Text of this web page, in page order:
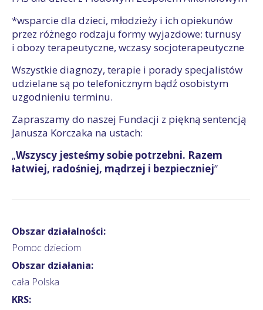
*wsparcie dla dzieci, młodzieży i ich opiekunów
przez różnego rodzaju formy wyjazdowe: turnusy
i obozy terapeutyczne, wczasy socjoterapeutyczne
Wszystkie diagnozy, terapie i porady specjalistów
udzielane są po telefonicznym bądź osobistym
uzgodnieniu terminu.
Zapraszamy do naszej Fundacji z piękną sentencją
Janusza Korczaka na ustach:
„Wszyscy jesteśmy sobie potrzebni. Razem
łatwiej, radośniej, mądrzej i bezpieczniej”
Obszar działalności:
Pomoc dzieciom
Obszar działania:
cała Polska
KRS: